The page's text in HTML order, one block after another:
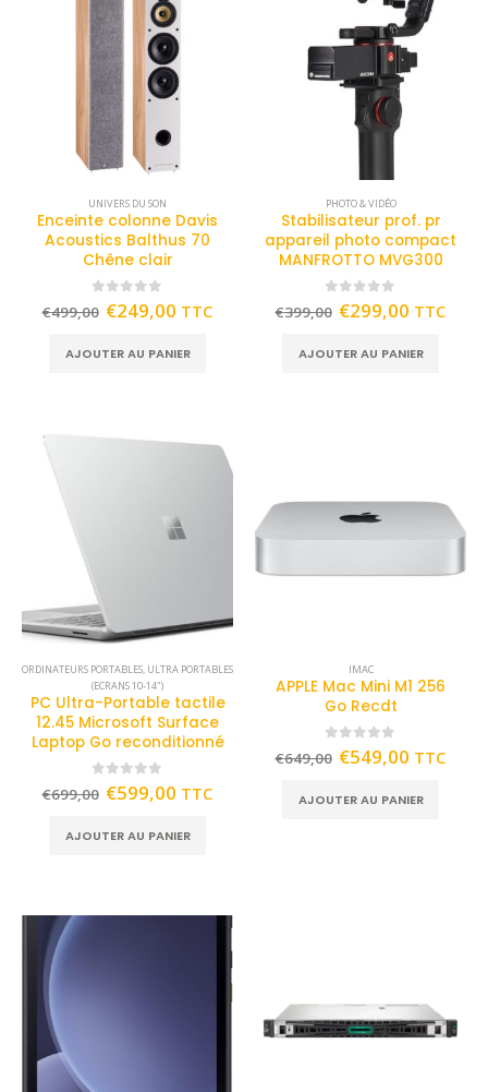
UNIVERS DU SON
Enceinte colonne Davis
Acoustics Balthus 70
Chêne clair
out of 5
€499,00 €249,00 TTC
AJOUTER AU PANIER
PHOTO & VIDÉO
Stabilisateur prof. pr
appareil photo compact
MANFROTTO MVG300
out of 5
€399,00 €299,00 TTC
AJOUTER AU PANIER
ORDINATEURS PORTABLES, ULTRA PORTABLES
(ECRANS 10-14")
PC Ultra-Portable tactile
12.45 Microsoft Surface
Laptop Go reconditionné
out of 5
€699,00 €599,00 TTC
AJOUTER AU PANIER
IMAC
APPLE Mac Mini M1 256
Go Recdt
out of 5
€649,00 €549,00 TTC
AJOUTER AU PANIER